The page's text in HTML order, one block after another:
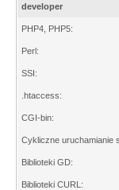
developer
PHP4, PHP5:
Perl:
SSI:
.htaccess:
CGI-bin:
Cykliczne uruchamianie
Biblioteki GD:
Biblioteki CURL: